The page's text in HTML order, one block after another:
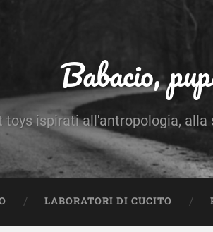
Babacio,
toys ispirati all'antropologia,
LABORATORI DI CUCITO